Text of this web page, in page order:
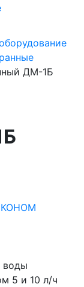
ДМ-1Б
воды
5 и 10 л/ч